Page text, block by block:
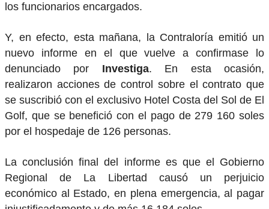
los funcionarios encargados.
Y, en efecto, esta mañana, la Contraloría emitió un
nuevo informe en el que vuelve a confirmase lo
denunciado por Investiga. En esta ocasión,
realizaron acciones de control sobre el contrato que
se suscribió con el exclusivo Hotel Costa del Sol de El
Golf, que se benefició con el pago de 279 160 soles
por el hospedaje de 126 personas.
La conclusión final del informe es que el Gobierno
Regional de La Libertad causó un perjuicio
económico al Estado, en plena emergencia, al pagar